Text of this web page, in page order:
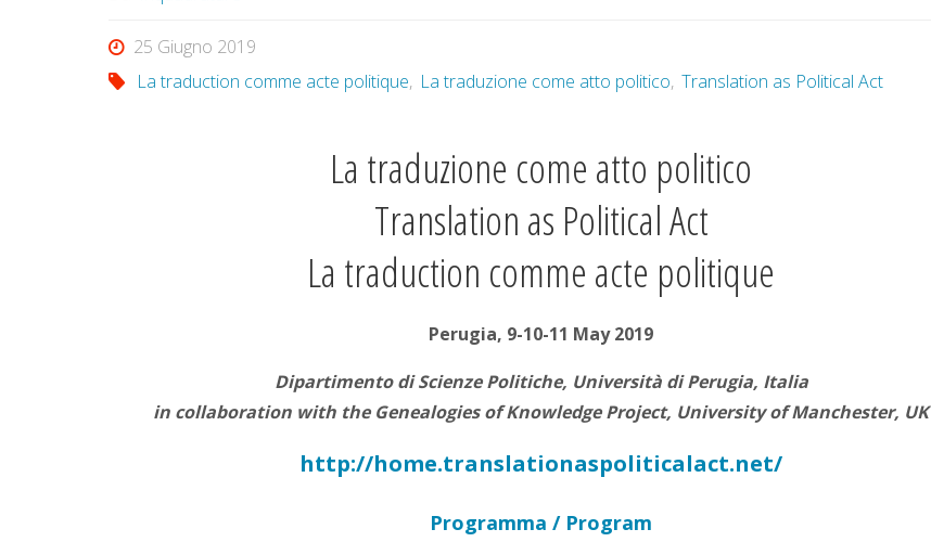
25 Giugno 2019
La traduction comme acte politique, La traduzione come atto politico, Translation as Political Act
La traduzione come atto politico
Translation as Political Act
La traduction comme acte politique
Perugia, 9-10-11 May 2019
Dipartimento di Scienze Politiche, Università di Perugia, Italia
in collaboration with the Genealogies of Knowledge Project, University of Manchester, UK
http://home.translationaspoliticalact.net/
Programma / Program